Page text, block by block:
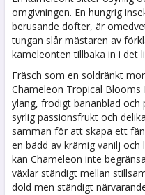
omgivningen. En hungrig
berusande dofter, är
tungan slår mästaren av
kameleonten tillbaka in i det
Fräsch som en soldränkt
Chameleon Tropical Blooms
ylang, frodigt bananblad och
syrlig passionsfrukt och
samman för att skapa ett
en bädd av krämig vanilj och
kan Chameleon inte
växlar ständigt mellan
dold men ständigt